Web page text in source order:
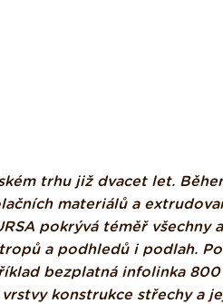
trhu již dvacet let.
materiálů a
pokrývá téměř všechny
a podhledů i podlah.
bezplatná infolinka 800
konstrukce střechy a